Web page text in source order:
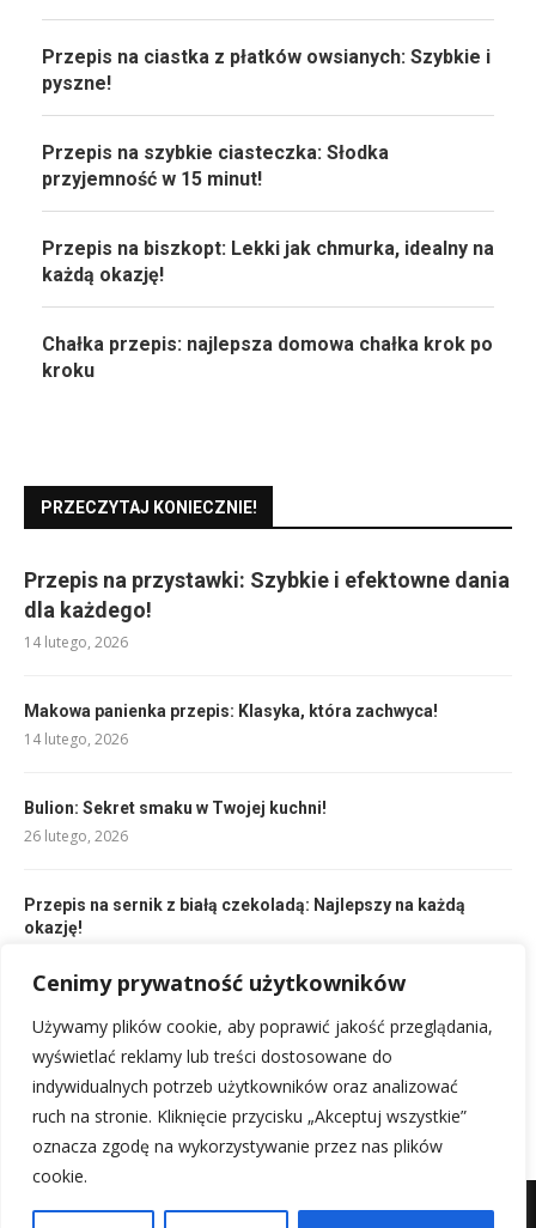
Cenimy prywatność użytkowników
Używamy plików cookie, aby poprawić jakość przeglądania,
wyświetlać reklamy lub treści dostosowane do
indywidualnych potrzeb użytkowników oraz analizować
ruch na stronie. Kliknięcie przycisku „Akceptuj wszystkie”
oznacza zgodę na wykorzystywanie przez nas plików
cookie.
Przepis na ciastka z płatków owsianych: Szybkie i
pyszne!
Przepis na szybkie ciasteczka: Słodka
przyjemność w 15 minut!
Przepis na biszkopt: Lekki jak chmurka, idealny na
każdą okazję!
Chałka przepis: najlepsza domowa chałka krok po
kroku
PRZECZYTAJ KONIECZNIE!
Przepis na przystawki: Szybkie i efektowne dania
dla każdego!
14 lutego, 2026
Makowa panienka przepis: Klasyka, która zachwyca!
14 lutego, 2026
Bulion: Sekret smaku w Twojej kuchni!
26 lutego, 2026
Przepis na sernik z białą czekoladą: Najlepszy na każdą
okazję!
Przepis na szybkie ciasteczka: Słodka przyjemność w 15
minut!
14 lutego, 2026
Mapa witryny Kontakt z nami